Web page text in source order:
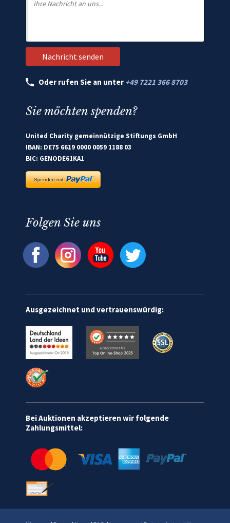
Oder rufen Sie an unter +49 7221 366 8703
Sie möchten spenden?
United Charity gemeinnützige Stiftungs GmbH
IBAN: DE75 6619 0000 0059 1188 03
BIC: GENODE61KA1
Folgen Sie uns
Ausgezeichnet und vertrauenswürdig:
Bei Auktionen akzeptieren wir folgende
Zahlungsmittel: